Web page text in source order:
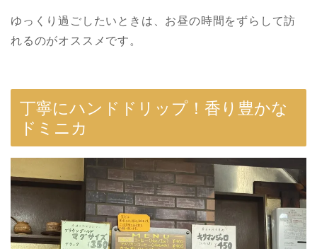
ゆっくり過ごしたいときは、お昼の時間をずらして訪
れるのがオススメです。
丁寧にハンドドリップ！香り豊かな
ドミニカ